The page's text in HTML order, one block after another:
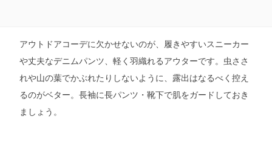
アウトドアコーデに欠かせないのが、履きやすいスニーカー
や丈夫なデニムパンツ、軽く羽織れるアウターです。虫ささ
れや山の葉でかぶれたりしないように、露出はなるべく控え
るのがベター。長袖に長パンツ・靴下で肌をガードしておき
ましょう。